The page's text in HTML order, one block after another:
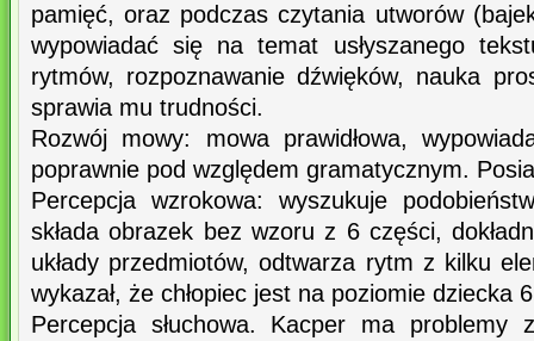
pamięć, oraz podczas czytania utworów
wypowiadać się na temat usłyszanego
rytmów, rozpoznawanie dźwięków, nauka
sprawia mu trudności.
Rozwój mowy: mowa prawidłowa,
poprawnie pod względem gramatycznym.
Percepcja wzrokowa: wyszukuje
składa obrazek bez wzoru z 6 części,
układy przedmiotów, odtwarza rytm z kilku
wykazał, że chłopiec jest na poziomie dziecka
Percepcja słuchowa. Kacper ma problemy